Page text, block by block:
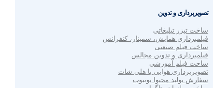
تصویربرداری و تدوین
ساخت تیزر تبلیغاتی
فیلمبرداری همایش، سمینار، کنفرانس
ساخت فیلم صنعتی
فیلمبرداری و تدوین مجالس
ساخت فیلم آموزشی
تصویربرداری هوایی با هلی شات
سفارش تولید محتوا یوتیوب